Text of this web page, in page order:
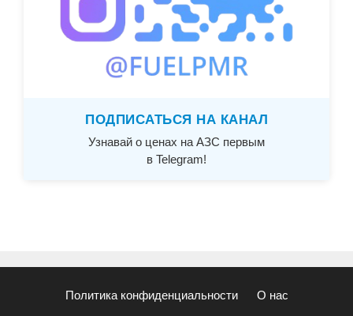
ПОДПИСАТЬСЯ НА КАНАЛ
Узнавай о ценах на АЗС первым
в Telegram!
Политика конфиденциальности О нас